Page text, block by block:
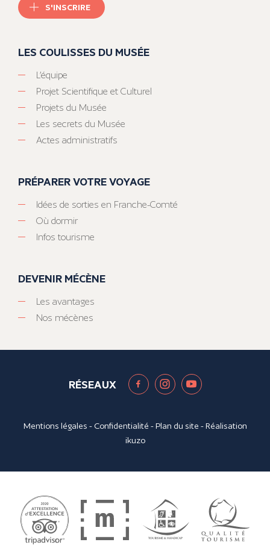
S'INSCRIRE
LES COULISSES DU MUSÉE
L’équipe
Projet Scientifique et Culturel
Projets du Musée
Les secrets du Musée
Actes administratifs
PRÉPARER VOTRE VOYAGE
Idées de sorties en Franche-Comté
Où dormir
Infos tourisme
DEVENIR MÉCÈNE
Les avantages
Nos mécènes
RÉSEAUX
Mentions légales - Confidentialité -Plan du site - Réalisation
ikuzo